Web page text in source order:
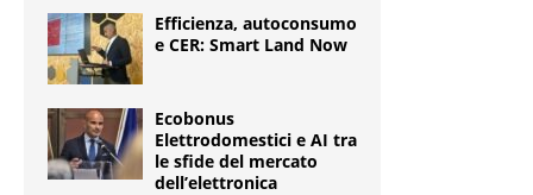
Efficienza, autoconsumo
e CER: Smart Land Now
Ecobonus
Elettrodomestici e AI tra
le sfide del mercato
dell’elettronica